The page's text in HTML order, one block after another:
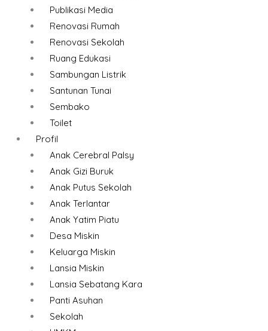
Publikasi Media
Renovasi Rumah
Renovasi Sekolah
Ruang Edukasi
Sambungan Listrik
Santunan Tunai
Sembako
Toilet
Profil
Anak Cerebral Palsy
Anak Gizi Buruk
Anak Putus Sekolah
Anak Terlantar
Anak Yatim Piatu
Desa Miskin
Keluarga Miskin
Lansia Miskin
Lansia Sebatang Kara
Panti Asuhan
Sekolah